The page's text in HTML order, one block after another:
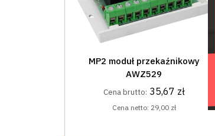
MP2 moduł przekaźnikowy
AWZ529
Cena brutto: 35,67 zł
Cena netto: 29,00 zł